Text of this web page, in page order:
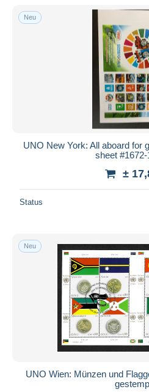
Neu
UNO New York: All aboard for
sheet
±
Status
Neu
UNO Wien: Münzen und